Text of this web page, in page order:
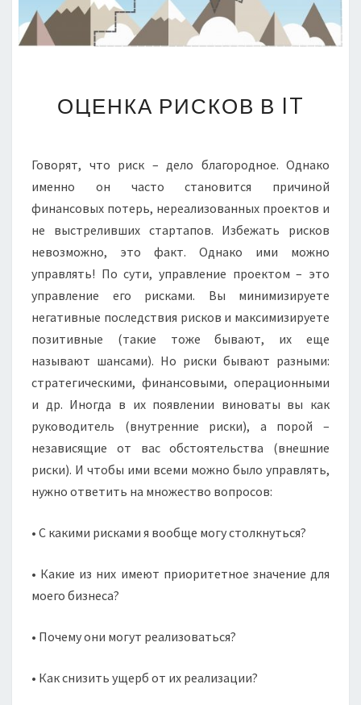
РИСКОВ
ОЦЕНКА РИСКОВ В IT
Говорят, что риск – дело благородное. Однако
именно он часто становится причиной
финансовых потерь, нереализованных проектов и
не выстреливших стартапов. Избежать рисков
невозможно, это факт. Однако ими можно
управлять! По сути, управление проектом – это
управление его рисками. Вы минимизируете
негативные последствия рисков и максимизируете
позитивные (такие тоже бывают, их еще
называют шансами). Но риски бывают разными:
стратегическими, финансовыми, операционными
и др. Иногда в их появлении виноваты вы как
руководитель (внутренние риски), а порой –
независящие от вас обстоятельства (внешние
риски). И чтобы ими всеми можно было управлять,
нужно ответить на множество вопросов:
• С какими рисками я вообще могу столкнуться?
• Какие из них имеют приоритетное значение для
моего бизнеса?
• Почему они могут реализоваться?
• Как снизить ущерб от их реализации?